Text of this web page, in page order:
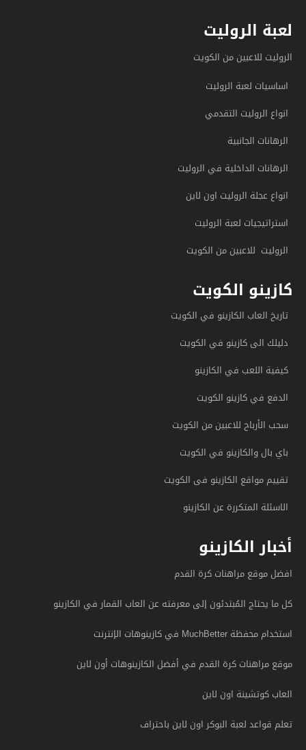
لعبة الروليت
الروليت للاعبين من الكويت
اساسيات لعبة الروليت
انواع الروليت التقدمي
الرهانات الجانبية
الرهانات الداخلية في الروليت
انواع عجلة الروليت اون لاين
استراتيجيات لعبة الروليت
الروليت للاعبين من الكويت
كازينو الكويت
تاريخ العاب الكازينو في الكويت
دليلك الى كازينو في الكويت
كيفية اللعب في الكازينو
الدفع في كازينو الكويت
سحب الأرباح للاعبين من الكويت
باي بال والكازينو في الكويت
تقييم مواقع الكازينو فى الكويت
الاسئلة المتكررة عن الكازينو
أخبار الكازينو
افضل موقع مراهنات كرة القدم
كل ما يحتاج المُبتدئون إلى معرفته عن العاب القمار في الكازينو
استخدام محفظة MuchBetter في كازينوهات الإنترنت
موقع مراهنات كرة القدم في أفضل الكازينوهات أون لاين
العاب كوتشينة اون لاين
تعلم قواعد لعبة البوكر اون لاين باحتراف